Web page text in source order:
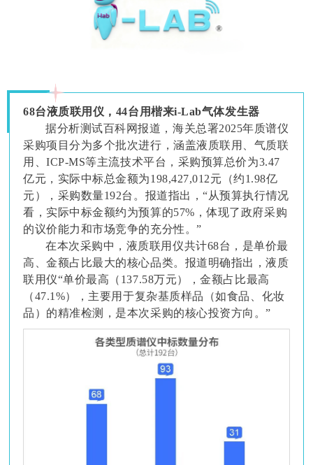
68台液质联用仪，44台用楷来i-Lab气体发生器
据分析测试百科网报道，海关总署2025年质谱仪
采购项目分为多个批次进行，涵盖液质联用、气质联
用、ICP-MS等主流技术平台，采购预算总价为3.47
亿元，实际中标总金额为198,427,012元（约1.98亿
元），采购数量192台。报道指出，“从预算执行情况
看，实际中标金额约为预算的57%，体现了政府采购
的议价能力和市场竞争的充分性。”
在本次采购中，液质联用仪共计68台，是单价最
高、金额占比最大的核心品类。报道明确指出，液质
联用仪“单价最高（137.58万元），金额占比最高
（47.1%），主要用于复杂基质样品（如食品、化妆
品）的精准检测，是本次采购的核心投资方向。”